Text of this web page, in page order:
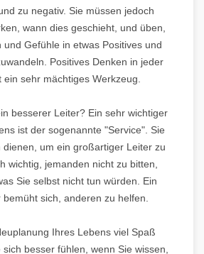
zu negativ. Sie müssen jedoch
wann dies geschieht, und üben,
und Gefühle in etwas Positives und
Positives Denken in jeder
ein sehr mächtiges Werkzeug.
besserer Leiter? Ein sehr wichtiger
ist der sogenannte "Service". Sie
dienen, um ein großartiger Leiter zu
wichtig, jemanden nicht zu bitten,
Sie selbst nicht tun würden. Ein
sich, anderen zu helfen.
Ihres Lebens viel Spaß
besser fühlen, wenn Sie wissen,